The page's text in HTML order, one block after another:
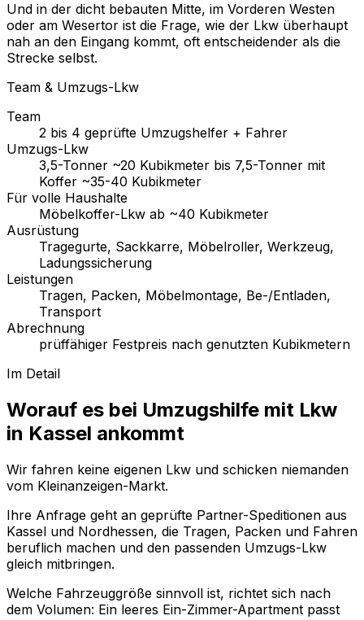
Und in der dicht bebauten Mitte, im Vorderen Westen
oder am Wesertor ist die Frage, wie der Lkw überhaupt
nah an den Eingang kommt, oft entscheidender als die
Strecke selbst.
Team & Umzugs-Lkw
Team
2 bis 4 geprüfte Umzugshelfer + Fahrer
Umzugs-Lkw
3,5-Tonner ~20 Kubikmeter bis 7,5-Tonner mit
Koffer ~35-40 Kubikmeter
Für volle Haushalte
Möbelkoffer-Lkw ab ~40 Kubikmeter
Ausrüstung
Tragegurte, Sackkarre, Möbelroller, Werkzeug,
Ladungssicherung
Leistungen
Tragen, Packen, Möbelmontage, Be-/Entladen,
Transport
Abrechnung
prüffähiger Festpreis nach genutzten Kubikmetern
Im Detail
Worauf es bei Umzugshilfe mit Lkw
in Kassel ankommt
Wir fahren keine eigenen Lkw und schicken niemanden
vom Kleinanzeigen-Markt.
Ihre Anfrage geht an geprüfte Partner-Speditionen aus
Kassel und Nordhessen, die Tragen, Packen und Fahren
beruflich machen und den passenden Umzugs-Lkw
gleich mitbringen.
Welche Fahrzeuggröße sinnvoll ist, richtet sich nach
dem Volumen: Ein leeres Ein-Zimmer-Apartment passt